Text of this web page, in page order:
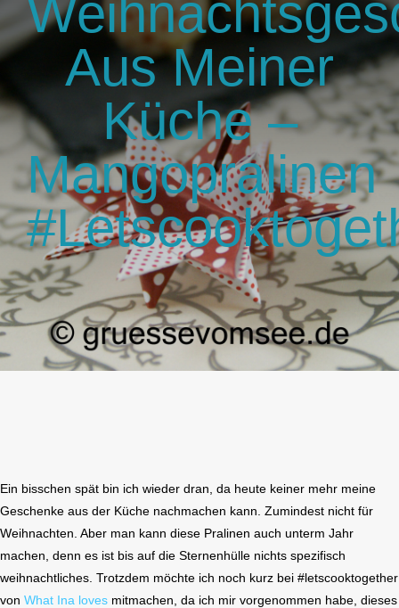
GlücksMond Atelier
Meine Lieblingsblogs
Über mich
Kontakt
Aus Meiner
Küche –
Mangopralinen
Ein bisschen spät bin ich wieder dran, da heute keiner mehr meine
Geschenke aus der Küche nachmachen kann. Zumindest nicht für
Weihnachten. Aber man kann diese Pralinen auch unterm Jahr
machen, denn es ist bis auf die Sternenhülle nichts spezifisch
weihnachtliches. Trotzdem möchte ich noch kurz bei #letscooktogether
von What Ina lovesmitmachen, da ich mir vorgenommen habe, dieses